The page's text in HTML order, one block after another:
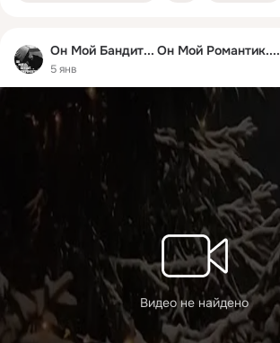
Он Мой Бандит... Он Мой Романтик....
5 янв
Видео не найдено